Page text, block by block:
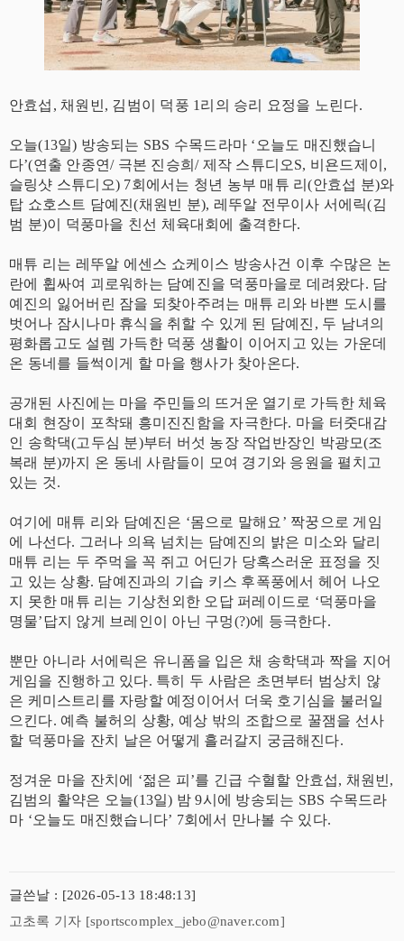
안효섭, 채원빈, 김범이 덕풍 1리의 승리 요정을 노린다.
오늘(13일) 방송되는 SBS 수목드라마 ‘오늘도 매진했습니
다’(연출 안종연/ 극본 진승희/ 제작 스튜디오S, 비욘드제이,
슬링샷 스튜디오) 7회에서는 청년 농부 매튜 리(안효섭 분)와
탑 쇼호스트 담예진(채원빈 분), 레뚜알 전무이사 서에릭(김
범 분)이 덕풍마을 친선 체육대회에 출격한다.
매튜 리는 레뚜알 에센스 쇼케이스 방송사건 이후 수많은 논
란에 휩싸여 괴로워하는 담예진을 덕풍마을로 데려왔다. 담
예진의 잃어버린 잠을 되찾아주려는 매튜 리와 바쁜 도시를
벗어나 잠시나마 휴식을 취할 수 있게 된 담예진, 두 남녀의
평화롭고도 설렘 가득한 덕풍 생활이 이어지고 있는 가운데
온 동네를 들썩이게 할 마을 행사가 찾아온다.
공개된 사진에는 마을 주민들의 뜨거운 열기로 가득한 체육
대회 현장이 포착돼 흥미진진함을 자극한다. 마을 터줏대감
인 송학댁(고두심 분)부터 버섯 농장 작업반장인 박광모(조
복래 분)까지 온 동네 사람들이 모여 경기와 응원을 펼치고
있는 것.
여기에 매튜 리와 담예진은 ‘몸으로 말해요’ 짝꿍으로 게임
에 나선다. 그러나 의욕 넘치는 담예진의 밝은 미소와 달리
매튜 리는 두 주먹을 꼭 쥐고 어딘가 당혹스러운 표정을 짓
고 있는 상황. 담예진과의 기습 키스 후폭풍에서 헤어 나오
지 못한 매튜 리는 기상천외한 오답 퍼레이드로 ‘덕풍마을
명물’답지 않게 브레인이 아닌 구멍(?)에 등극한다.
뿐만 아니라 서에릭은 유니폼을 입은 채 송학댁과 짝을 지어
게임을 진행하고 있다. 특히 두 사람은 초면부터 범상치 않
은 케미스트리를 자랑할 예정이어서 더욱 호기심을 불러일
으킨다. 예측 불허의 상황, 예상 밖의 조합으로 꿀잼을 선사
할 덕풍마을 잔치 날은 어떻게 흘러갈지 궁금해진다.
정겨운 마을 잔치에 ‘젊은 피’를 긴급 수혈할 안효섭, 채원빈,
김범의 활약은 오늘(13일) 밤 9시에 방송되는 SBS 수목드라
마 ‘오늘도 매진했습니다’ 7회에서 만나볼 수 있다.
글쓴날 : [2026-05-13 18:48:13]
고초록 기자 [sportscomplex_jebo@naver.com]